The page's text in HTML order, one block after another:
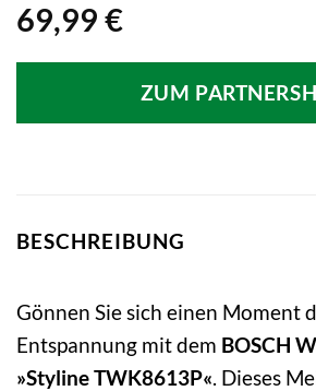
69,99 €
ZUM
BESCHREIBUNG
Gönnen Sie sich einen Moment
Entspannung mit dem BOSCH
»Styline TWK8613P« . Dieses